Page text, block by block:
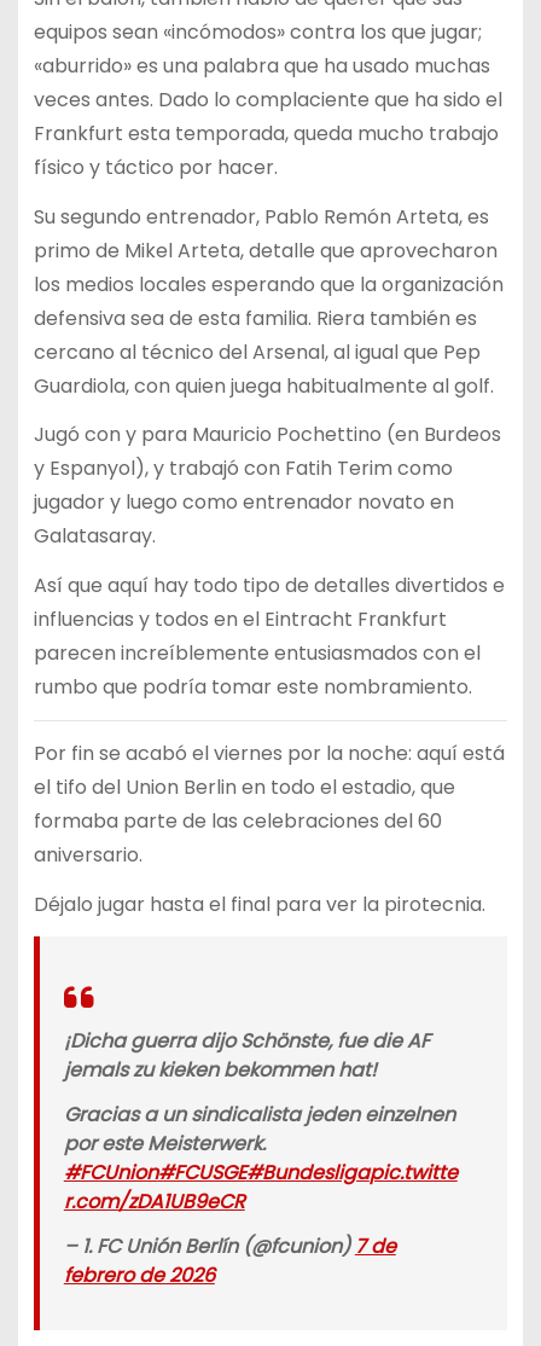
equipos sean «incómodos» contra los que jugar;
«aburrido» es una palabra que ha usado muchas
veces antes. Dado lo complaciente que ha sido el
Frankfurt esta temporada, queda mucho trabajo
físico y táctico por hacer.
Su segundo entrenador, Pablo Remón Arteta, es
primo de Mikel Arteta, detalle que aprovecharon
los medios locales esperando que la organización
defensiva sea de esta familia. Riera también es
cercano al técnico del Arsenal, al igual que Pep
Guardiola, con quien juega habitualmente al golf.
Jugó con y para Mauricio Pochettino (en Burdeos
y Espanyol), y trabajó con Fatih Terim como
jugador y luego como entrenador novato en
Galatasaray.
Así que aquí hay todo tipo de detalles divertidos e
influencias y todos en el Eintracht Frankfurt
parecen increíblemente entusiasmados con el
rumbo que podría tomar este nombramiento.
Por fin se acabó el viernes por la noche: aquí está
el tifo del Union Berlin en todo el estadio, que
formaba parte de las celebraciones del 60
aniversario.
Déjalo jugar hasta el final para ver la pirotecnia.
¡Dicha guerra dijo Schönste, fue die AF
jemals zu kieken bekommen hat!
Gracias a un sindicalista jeden einzelnen
por este Meisterwerk.
#FCUnion#FCUSGE#Bundesligapic.twitte
r.com/zDA1UB9eCR
– 1. FC Unión Berlín (@fcunion) 7 de
febrero de 2026